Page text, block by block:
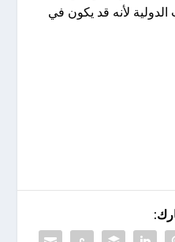
لأنه قد يكون في